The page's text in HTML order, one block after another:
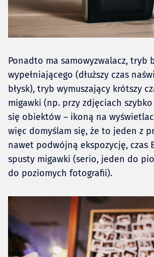
Ponadto ma samowyzwalacz, tryb
wypełniającego (dłuższy czas
błysk), tryb wymuszający krótszy
migawki (np. przy zdjęciach
się obiektów – ikoną na
więc domyślam się, że to jeden z
nawet podwójną ekspozycję, czas
spusty migawki (serio, jeden do
do poziomych fotografii).